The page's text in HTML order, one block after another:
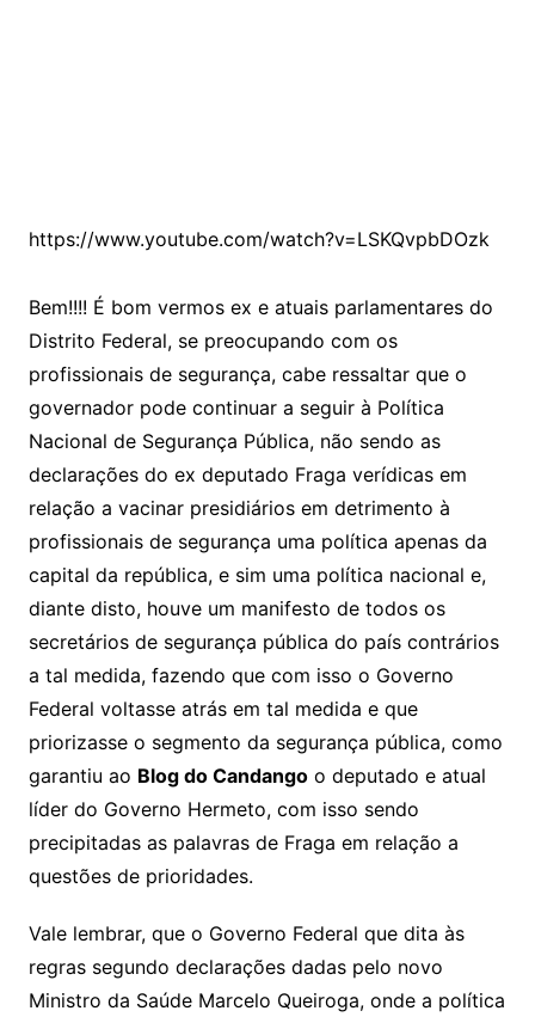
https://www.youtube.com/watch?v=LSKQvpbDOzk
Bem!!!! É bom vermos ex e atuais parlamentares do
Distrito Federal, se preocupando com os
profissionais de segurança, cabe ressaltar que o
governador pode continuar a seguir à Política
Nacional de Segurança Pública, não sendo as
declarações do ex deputado Fraga verídicas em
relação a vacinar presidiários em detrimento à
profissionais de segurança uma política apenas da
capital da república, e sim uma política nacional e,
diante disto, houve um manifesto de todos os
secretários de segurança pública do país contrários
a tal medida, fazendo que com isso o Governo
Federal voltasse atrás em tal medida e que
priorizasse o segmento da segurança pública, como
garantiu ao Blog do Candangoo deputado e atual
líder do Governo Hermeto, com isso sendo
precipitadas as palavras de Fraga em relação a
questões de prioridades.
Vale lembrar, que o Governo Federal que dita às
regras segundo declarações dadas pelo novo
Ministro da Saúde Marcelo Queiroga, onde a política